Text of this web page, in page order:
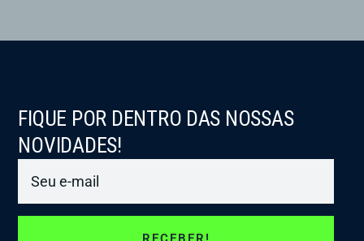
FIQUE POR DENTRO DAS NOSSAS
NOVIDADES!